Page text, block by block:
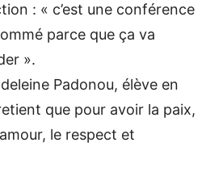
: « c’est une conférence
parce que ça va
».
Padonou, élève en
que pour avoir la paix,
le respect et